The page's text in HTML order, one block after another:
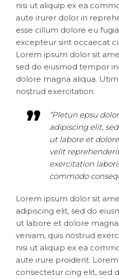
nisi ut aliquip ex ea
aute irurer dolor in
esse cillum dolore eu
excepteur sint occaecat
Lorem ipsum dolor sit
sed do eiusmod tempor
dolore magna aliqua.
nostrud exercitation.
“Pletun epsu
adipiscing elit,
ut labore et
velit
exercitation
commodo
Lorem ipsum dolor sit
adipiscing elit, sed do
ut labore et dolore
veniam, quis nostrud
nisi ut aliquip ex ea
aute irure proident.
consectetur cing elit, sed